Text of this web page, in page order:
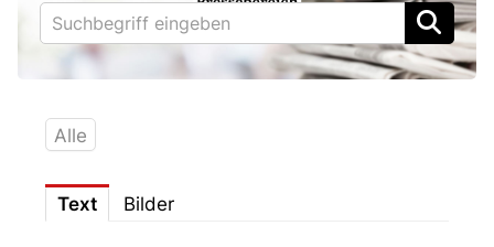
BILLA
PENNY
BIPA
Downloads
Alle
Text Bilder